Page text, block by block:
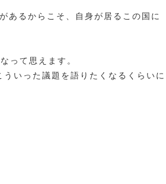
あるからこそ、自身が居るこの国に
って思えます。
いった議題を語りたくなるくらいに